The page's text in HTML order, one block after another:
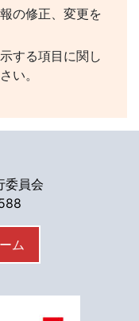
の修正、変更を
する項目に関し
い。
委員会
ム